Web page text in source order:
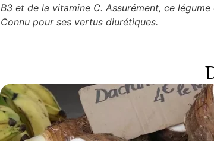
B3 et de la vitamine C. Assurément, ce
Connu pour ses vertus diurétiques.